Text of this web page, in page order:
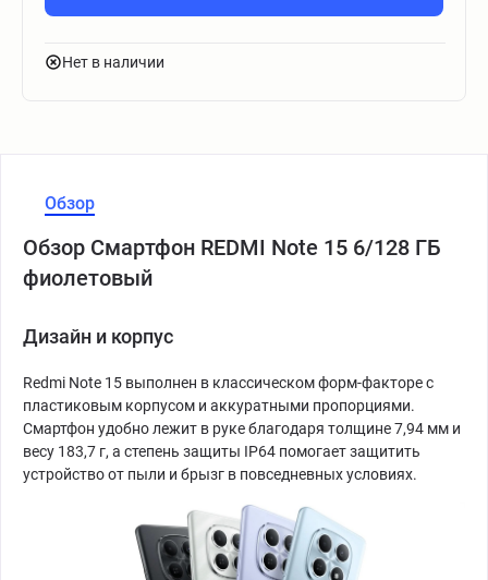
Нет в наличии
Обзор
Обзор Смартфон REDMI Note 15 6/128 ГБ
фиолетовый
Дизайн и корпус
Redmi Note 15 выполнен в классическом форм-факторе с
пластиковым корпусом и аккуратными пропорциями.
Смартфон удобно лежит в руке благодаря толщине 7,94 мм и
весу 183,7 г, а степень защиты IP64 помогает защитить
устройство от пыли и брызг в повседневных условиях.